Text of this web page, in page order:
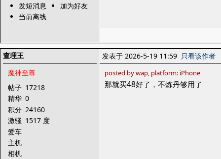
发短消息
加为好友
当前离线
查理王
魔神至尊
帖子 17218
精华 0
积分 24160
激骚 1517 度
爱车
主机
相机
发表于 2026-5-19 11:59 只看该作者
posted by wap, platform: iPhone
那就买48好了，不炼丹够用了